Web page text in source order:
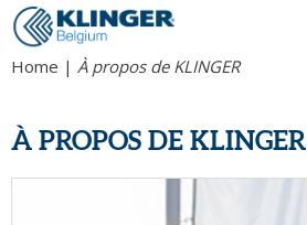
Home À propos de KLINGER
À PROPOS DE KLINGER